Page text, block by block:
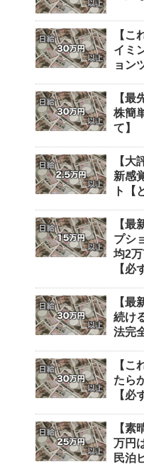
【こ
イミ
ョン
【最
株簡
て】
【大
新感
ト【
【最
プシ
均2
【必
【最
続け
法完
【こ
たら
【必
【素
万円
民泊